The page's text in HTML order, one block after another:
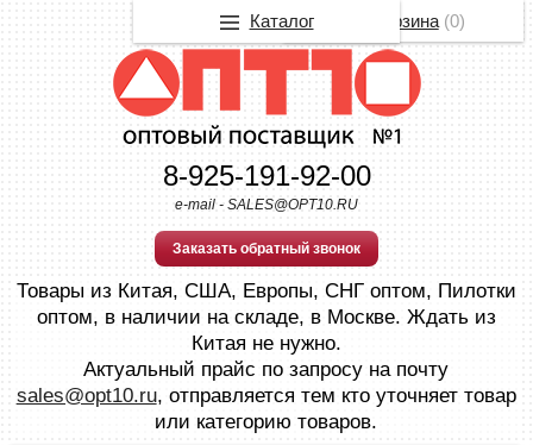
8-925-191-92-00
e-mail - SALES@OPT10.RU
Заказать обратный звонок
Товары из Китая, США, Европы, СНГ оптом, Пилотки
оптом, в наличии на складе, в Москве. Ждать из
Китая не нужно.
Актуальный прайс по запросу на почту
sales@opt10.ru, отправляется тем кто уточняет товар
или категорию товаров.
Корзина(0)
Каталог